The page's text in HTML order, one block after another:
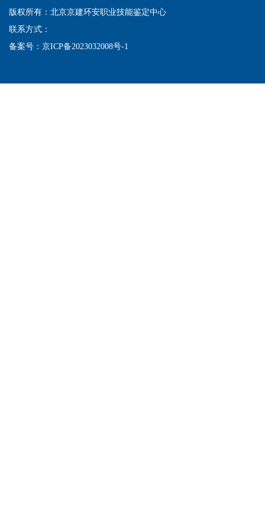
版权所有：北京京建环安职业技能鉴定中心
联系方式：
备案号： 京ICP备2023032008号-1